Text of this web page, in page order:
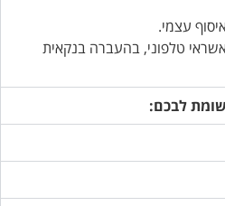
עצמי.
טלפוני, בהעברה בנקאית
לבכם: